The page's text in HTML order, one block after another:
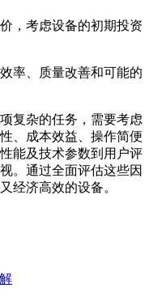
考虑设备的初期投资
、质量改善和可能的
杂的任务，需要考虑
、成本效益、操作简便
能及技术参数到用户评
。通过全面评估这些因
经济高效的设备。